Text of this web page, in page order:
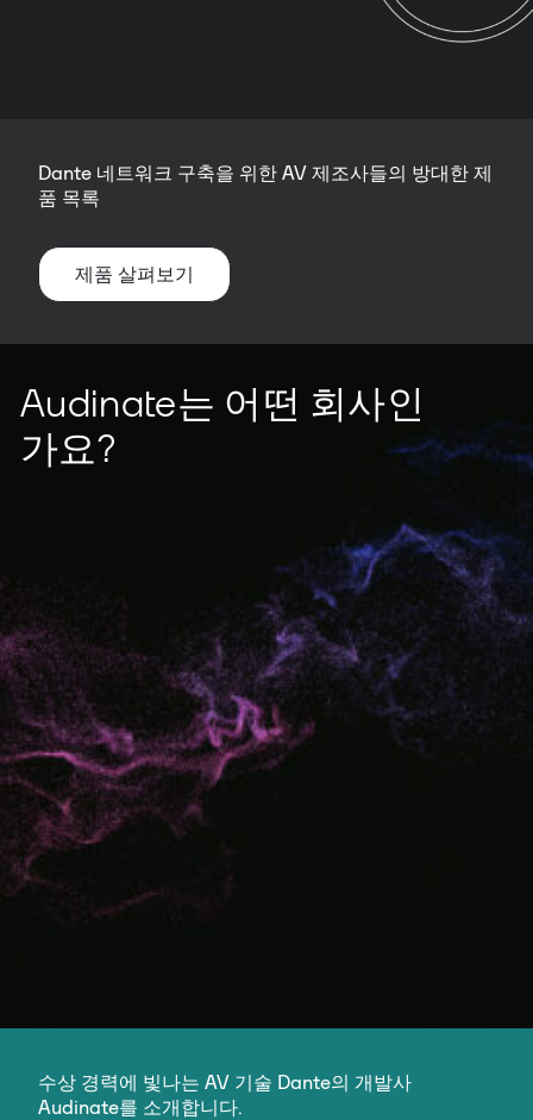
Dante 네트워크 구축을 위한 AV 제조사들의 방대한 제
품 목록
제품 살펴보기
Audinate는 어떤 회사인
가요?
수상 경력에 빛나는 AV 기술 Dante의 개발사
Audinate를 소개합니다.